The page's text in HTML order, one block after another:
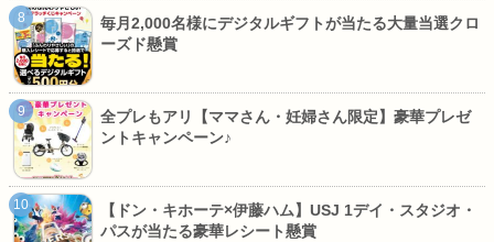
毎月2,000名様にデジタルギフトが当たる大量当選クロ
ーズド懸賞
全プレもアリ【ママさん・妊婦さん限定】豪華プレゼ
ントキャンペーン♪
【ドン・キホーテ×伊藤ハム】USJ 1デイ・スタジオ・
パスが当たる豪華レシート懸賞